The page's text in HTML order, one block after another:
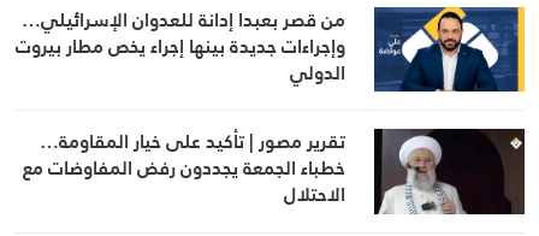
من قصر بعبدا إدانة للعدوان الإسرائيلي…
وإجراءات جديدة بينها إجراء يخص مطار بيروت
الدولي
تقرير مصور | تأكيد على خيار المقاومة…
خطباء الجمعة يجددون رفض المفاوضات مع
الاحتلال